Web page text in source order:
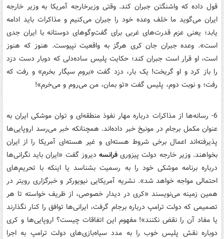
قول داده که واشنگتن جبران کند. وقتی وزیرخارجه آمریکا به وزیر خارجه
ایران می‌گوید ما خلف وعده خود را جبران می‌کنیم و مذاکرات باید ادامه
یابد؛ یعنی عزم قدرت‌های غربی برای گفت‌وگوهای دوستانه با ایران جدی
است». وعده جبران جان کری هرگز به واقعیت نپیوست. هنوز که هنوز
است، او قرار است جبران ‌کند؛ حکایت پلیس ساده‌دلی که دوبار دست دزد
را باز کرد و او ‌گریخت! یک بار، دزد گفت «بروم سیگار بخرم» و رفت که
رفت؛ و نوبت دوم، پلیس گفت «تو بمان، من می‌روم و می‌خرم»!
6- رسانه‌ها از مذاکرات درباره مهار نفوذ منطقه‌ای و توان موشکی ایران به
عنوان مکمل برجام در مونیخ خبر داده‌اند. همچنانکه خبر می‌رسد اروپایی‌ها
پذیرفته‌اند اعمال برخی شروط هسته‌ای و غیر هسته‌ای آمریکا را از ایران
بخواهند. وزیر خارجه دولت پیزوری فرانسه دیروز گفت «ایران باید نگرانی‌ها
درباره برنامه موشکی خود را به رسمیت بشناسد یا اینکه با تحریم‌های
احتمالی مواجه خواهد شد». نشریه آمریکایی نیویورکر و خبرگزاری رویتر در
همین زمینه می‌نویسند «کری در دیدار خصوصی، از ظریف خواسته تا هر
تصمیمی که دولت ترامپ درباره برجام گرفت، ایرانی‌ها توافق را کنار نگذارند
یا مفاد آن را نقض نکنند»! مفهوم این اتفاقات چیست؟ اروپایی‌ها و کری
دوباره نقش پلیس خوب را به مدد سیاه‌بازی‌های دولت ترامپ به اجرا